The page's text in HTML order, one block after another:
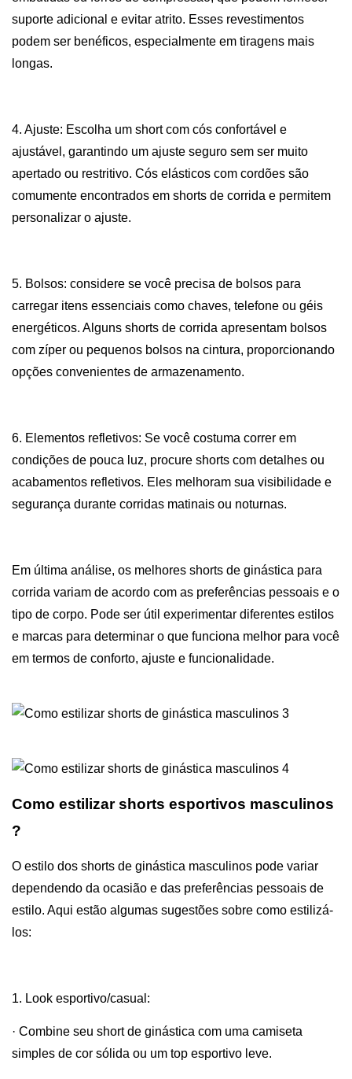
suporte adicional e evitar atrito. Esses revestimentos
podem ser benéficos, especialmente em tiragens mais
longas.
4. Ajuste: Escolha um short com cós confortável e
ajustável, garantindo um ajuste seguro sem ser muito
apertado ou restritivo. Cós elásticos com cordões são
comumente encontrados em shorts de corrida e permitem
personalizar o ajuste.
5. Bolsos: considere se você precisa de bolsos para
carregar itens essenciais como chaves, telefone ou géis
energéticos. Alguns shorts de corrida apresentam bolsos
com zíper ou pequenos bolsos na cintura, proporcionando
opções convenientes de armazenamento.
6. Elementos refletivos: Se você costuma correr em
condições de pouca luz, procure shorts com detalhes ou
acabamentos refletivos. Eles melhoram sua visibilidade e
segurança durante corridas matinais ou noturnas.
Em última análise, os melhores shorts de ginástica para
corrida variam de acordo com as preferências pessoais e o
tipo de corpo. Pode ser útil experimentar diferentes estilos
e marcas para determinar o que funciona melhor para você
em termos de conforto, ajuste e funcionalidade.
Como estilizar shorts esportivos masculinos
?
O estilo dos shorts de ginástica masculinos pode variar
dependendo da ocasião e das preferências pessoais de
estilo. Aqui estão algumas sugestões sobre como estilizá-
los:
1. Look esportivo/casual:
· Combine seu short de ginástica com uma camiseta
simples de cor sólida ou um top esportivo leve.